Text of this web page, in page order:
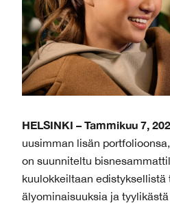
HELSINKI – Tammikuu 7,
uusimman lisän
on suunniteltu
kuulokkeiltaan edistyksellistä
älyominaisuuksia ja